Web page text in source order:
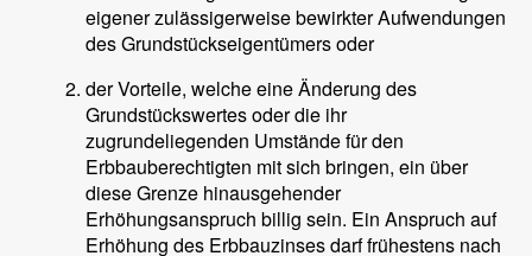
eigener zulässigerweise bewirkter Aufwendungen
des Grundstückseigentümers oder
der Vorteile, welche eine Änderung des
Grundstückswertes oder die ihr
zugrundeliegenden Umstände für den
Erbbauberechtigten mit sich bringen, ein über
diese Grenze hinausgehender
Erhöhungsanspruch billig sein. Ein Anspruch auf
Erhöhung des Erbbauzinses darf frühestens nach